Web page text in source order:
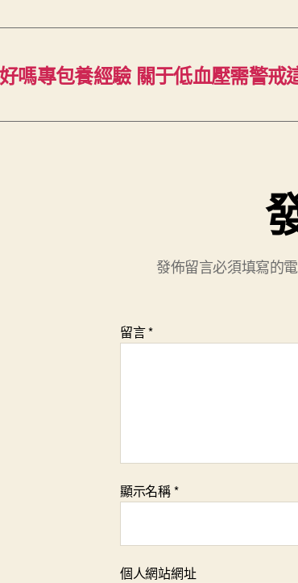
嗎專包養經驗 關于低血壓需警戒
發佈留言必須填寫的
留言*
顯示名稱*
個人網站網址